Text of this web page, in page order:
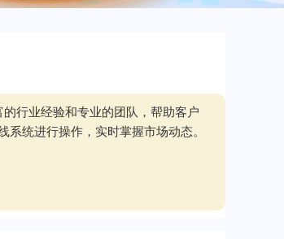
行业经验和专业的团队，帮助客户
统进行操作，实时掌握市场动态。